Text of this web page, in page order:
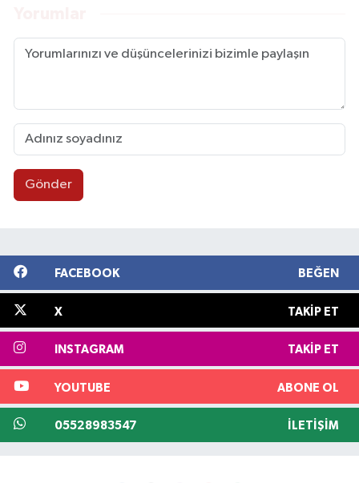
Gönder
FACEBOOK BEĞEN
X TAKIP ET
INSTAGRAM TAKIP ET
YOUTUBE ABONE OL
05528983547 İLETIŞIM